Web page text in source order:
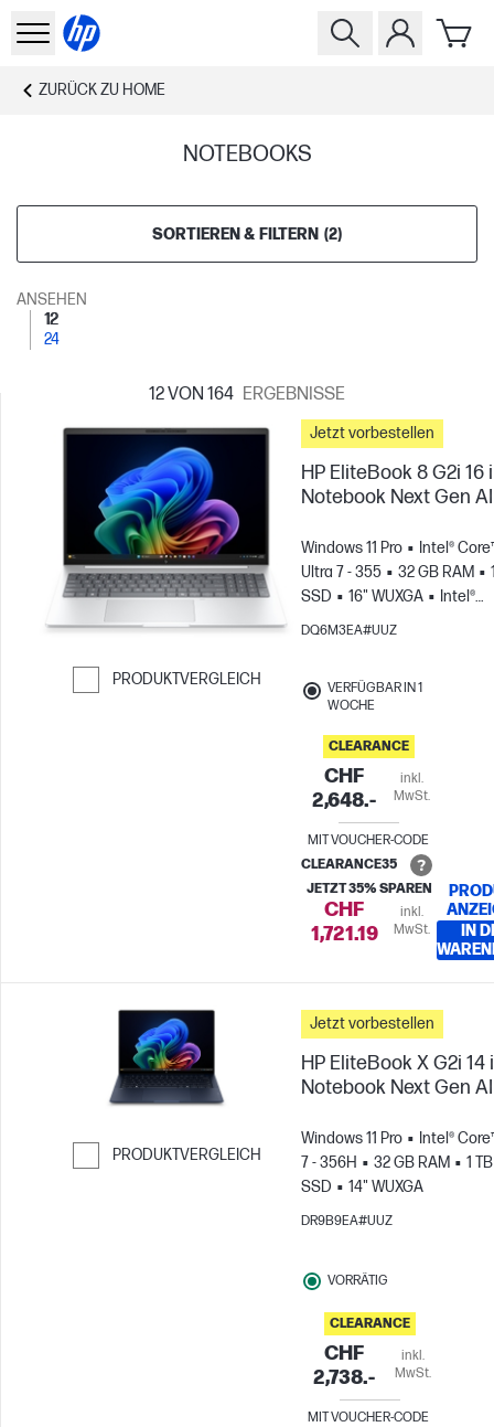
ZURÜCK ZU HOME
NOTEBOOKS
SORTIEREN & FILTERN (2)
ANSEHEN
12
24
12VON 164 ERGEBNISSE
PRODUKTVERGLEICH
Jetzt vorbestellen
HP EliteBook 8 G2i 16
Notebook Next Gen
Windows 11 Pro
Intel®
Ultra 7 - 355
32 GB RAM
SSD
16" WUXGA
Intel®
Grafikkarte
DQ6M3EA#UUZ
VERFÜGBAR IN 1
WOCHE
CLEARANCE
CHF
2,648.-
inkl.
MwSt.
MIT VOUCHER-CODE
CLEARANCE35
JETZT 35% SPAREN
CHF
1,721.19
inkl.
MwSt.
IN
PRODUKTVERGLEICH
Weiter zum Vergleichen
Jetzt vorbestellen
HP EliteBook X G2i 14
Notebook Next Gen
Windows 11 Pro
Intel®
7 - 356H
32 GB RAM
1 TB
SSD
14" WUXGA
DR9B9EA#UUZ
VORRÄTIG
CLEARANCE
CHF
2,738.-
inkl.
MwSt.
MIT VOUCHER-CODE